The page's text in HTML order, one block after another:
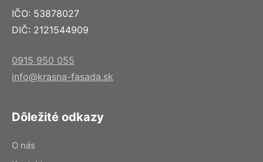
IČO: 53878027
DIČ: 2121544909
0915 950 055
info@krasna-fasada.sk
Dôležité odkazy
O nás